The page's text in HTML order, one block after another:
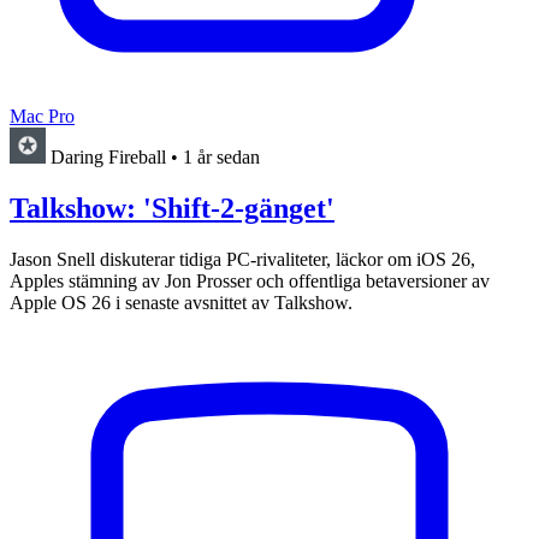
Mac Pro
Daring Fireball • 1 år sedan
Talkshow: 'Shift-2-gänget'
Jason Snell diskuterar tidiga PC-rivaliteter, läckor om iOS 26,
Apples stämning av Jon Prosser och offentliga betaversioner av
Apple OS 26 i senaste avsnittet av Talkshow.